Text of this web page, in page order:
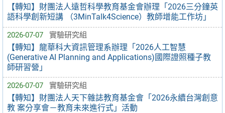
【轉知】財團法人遠哲科學教育基金會辦理「2026三分鐘英
語科學創新短講 （3MinTalk4Science）教師增能工作坊」
2026-07-07 實驗研究組
【轉知】龍華科大資訊管理系辦理「2026人工智慧
(Generative AI Planning and Applications)國際證照種子教
師研習營」
2026-07-07 實驗研究組
【轉知】財團法人天下雜誌教育基金會「2026永續台灣創意
教 案分享會－教育未來進行式」活動